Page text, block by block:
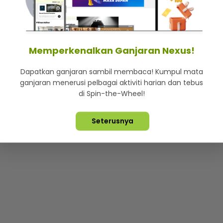
Lebih hot, viral dan sensasi
Terpelihara © 2026. Star Media Group Berhad [197101000523
Memperkenalkan Ganjaran Nexus!
Dapatkan ganjaran sambil membaca! Kumpul mata
ganjaran menerusi pelbagai aktiviti harian dan tebus
di Spin-the-Wheel!
Seterusnya